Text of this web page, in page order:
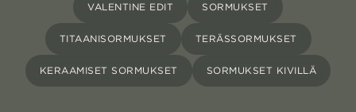
VALENTINE EDIT SORMUKSET
TITAANISORMUKSET TERÄSSORMUKSET
KERAAMISET SORMUKSET SORMUKSET KIVILLÄ